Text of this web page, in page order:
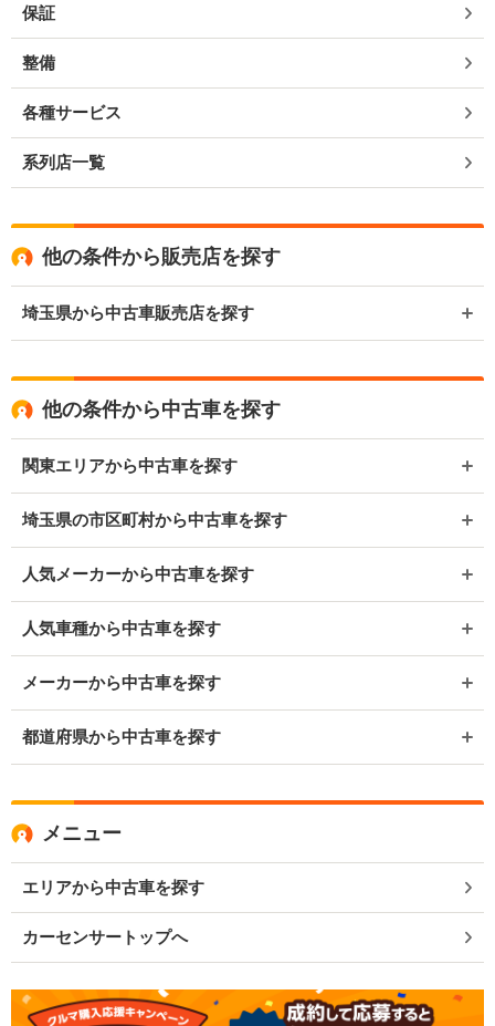
保証
整備
各種サービス
系列店一覧
他の条件から販売店を探す
埼玉県から中古車販売店を探す
他の条件から中古車を探す
関東エリアから中古車を探す
埼玉県の市区町村から中古車を探す
人気メーカーから中古車を探す
人気車種から中古車を探す
メーカーから中古車を探す
都道府県から中古車を探す
メニュー
エリアから中古車を探す
カーセンサートップへ